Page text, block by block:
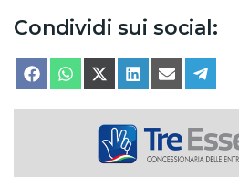
Condividi sui social:
SHARE ON
FACEBOOKSHARE ON
WHATSAPPSHARE ON
X (TWITTER)
SHARE ON
LINKEDINSHARE ON
EMAIL